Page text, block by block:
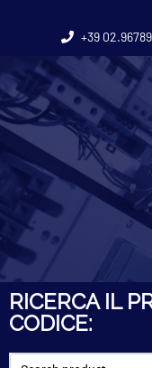
+39
RICERCA IL
CODICE: